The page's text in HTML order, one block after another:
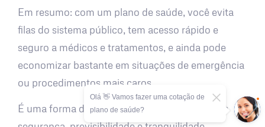
Em resumo: com um plano de saúde, você evita
filas do sistema público, tem acesso rápido e
seguro a médicos e tratamentos, e ainda pode
economizar bastante em situações de emergência
ou procedimentos mais caros.
É uma forma de cuidar da sua saúde com mais
Olá 👋 Vamos fazer uma cotação de
plano de saúde?